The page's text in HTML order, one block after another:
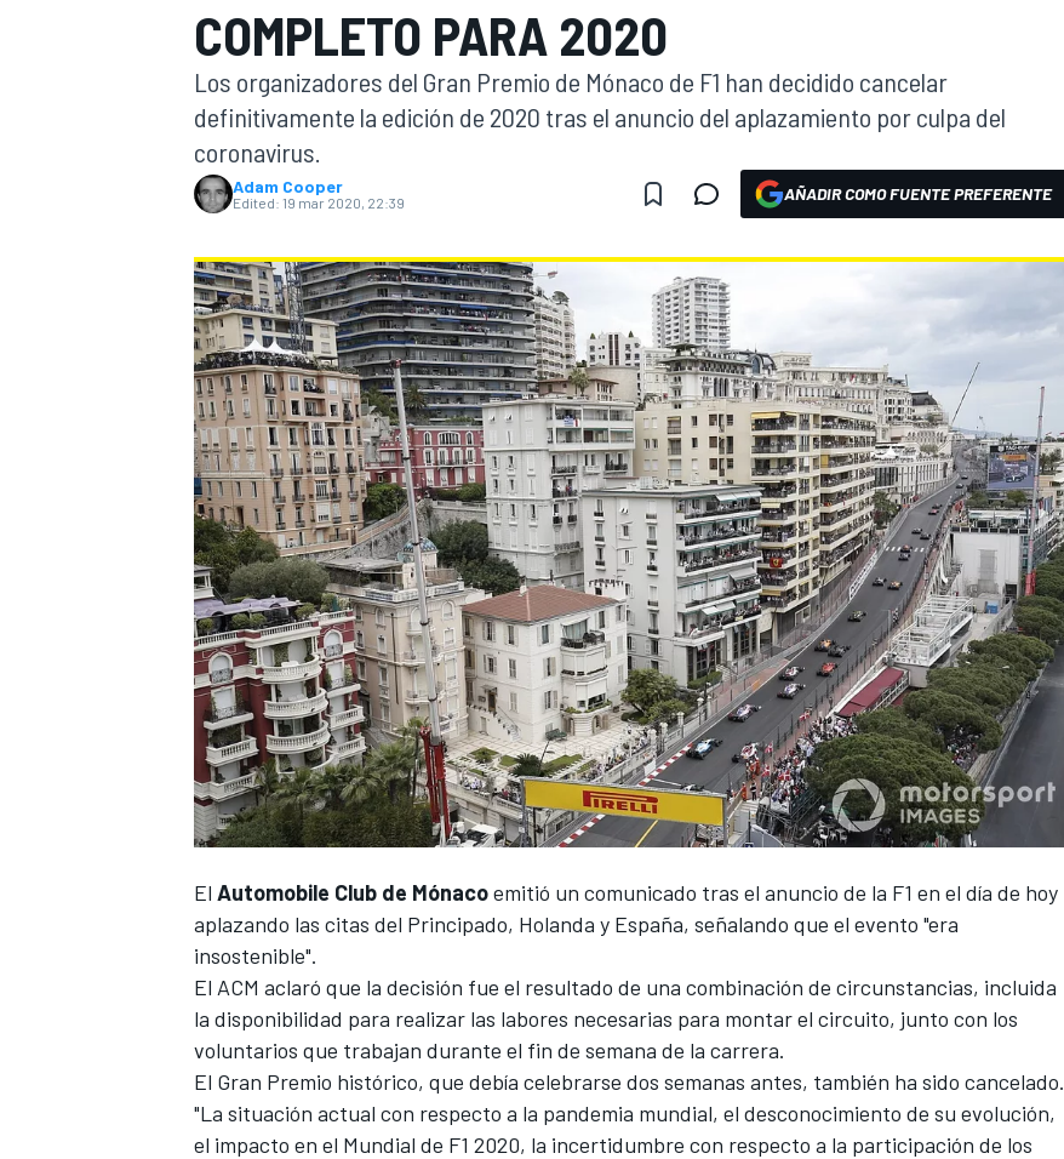
FÓRMULA E MOTO
NASCARINDYCARSPORTSCARRALLYTURISMO
MÁS
COMPLETO PARA 2020
Los organizadores del Gran Premio de Mónaco de F1 han decidido cancelar
definitivamente la edición de 2020 tras el anuncio del aplazamiento por culpa del
coronavirus.
Adam Cooper
Edited: 19 mar 2020, 22:39 AÑADIR COMO FUENTE PREFERENTE
El Automobile Club de Mónacoemitió un comunicado tras el anuncio de la F1 en el día de hoy
aplazando las citas del Principado, Holanda y España, señalando que el evento "era
insostenible".
El ACM aclaró que la decisión fue el resultado de una combinación de circunstancias, incluida
la disponibilidad para realizar las labores necesarias para montar el circuito, junto con los
voluntarios que trabajan durante el fin de semana de la carrera.
El Gran Premio histórico, que debía celebrarse dos semanas antes, también ha sido cancelado.
"La situación actual con respecto a la pandemia mundial, el desconocimiento de su evolución,
el impacto en el Mundial de F1 2020, la incertidumbre con respecto a la participación de los